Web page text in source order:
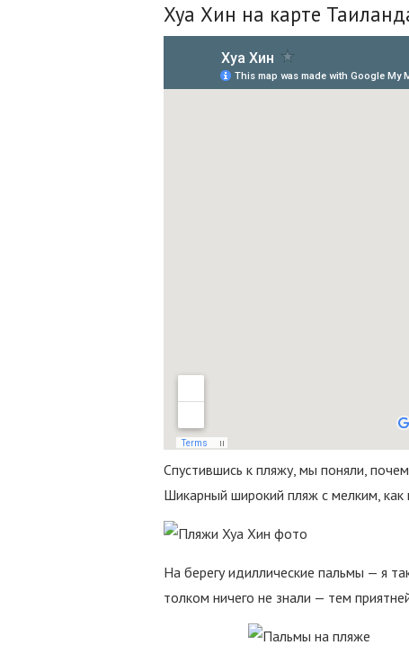
Хуа Хин на карте
Спустившись к пляжу, мы поняли,
Шикарный широкий пляж с мелким, как
На берегу идиллические пальмы — я
толком ничего не знали — тем